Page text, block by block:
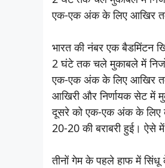
एक-एक अंक के लिए आखिर
भारत की नंबर एक बैडमिंटन
2 घंटे तक चले मुकाबले में
एक-एक अंक के लिए आखिर
आखिरी और निर्णायक सेट में
दूसरे को एक-एक अंक के लिए
20-20 की बराबरी हुई। ऐसे
तीनों गेम के पहले हाफ में सिंधू